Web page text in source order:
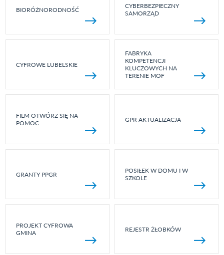
BIORÓŻNORODNOŚĆ
CYBERBEZPIECZNY
SAMORZĄD
CYFROWE LUBELSKIE
FABRYKA
KOMPETENCJI
KLUCZOWYCH NA
TERENIE MOF
FILM OTWÓRZ SIĘ NA
POMOC
GPR AKTUALIZACJA
GRANTY PPGR
POSIŁEK W DOMU I W
SZKOLE
PROJEKT CYFROWA
GMINA
REJESTR ŻŁOBKÓW